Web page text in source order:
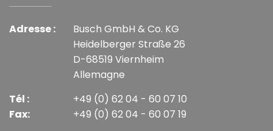
Adresse :
Busch GmbH & Co. KG
Heidelberger Straße 26
D-68519 Viernheim
Allemagne
Tél :
Fax:
+49 (0) 62 04 - 60 07 10
+49 (0) 62 04 - 60 07 19